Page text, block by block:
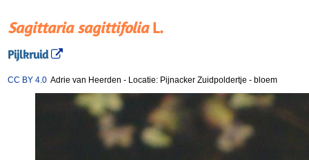
Sagittaria sagittifoliaL.
Pijlkruid
CC BY 4.0 Adrie van Heerden - Locatie: Pijnacker Zuidpoldertje - bloem